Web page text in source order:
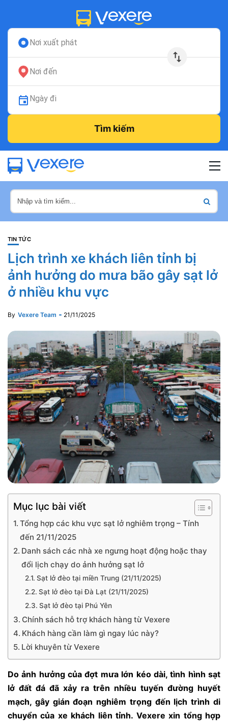
Nơi xuất phát
Nơi đến
Ngày đi
Tìm kiếm
TIN TỨC
Lịch trình xe khách liên tỉnh bị
ảnh hưởng do mưa bão gây sạt lở
ở nhiều khu vực
By Vexere Team 21/11/2025
Mục lục bài viết
Tổng hợp các khu vực sạt lở nghiêm trọng – Tính
đến 21/11/2025
Danh sách các nhà xe ngưng hoạt động hoặc thay
đổi lịch chạy do ảnh hưởng sạt lở
Sạt lở đèo tại miền Trung (21/11/2025)
Sạt lở đèo tại Đà Lạt (21/11/2025)
Sạt lở đèo tại Phú Yên
Chính sách hỗ trợ khách hàng từ Vexere
Khách hàng cần làm gì ngay lúc này?
Lời khuyên từ Vexere
Do ảnh hưởng của đợt mưa lớn kéo dài, tình hình sạt
lở đất đá đã xảy ra trên nhiều tuyến đường huyết
mạch, gây gián đoạn nghiêm trọng đến lịch trình di
chuyển của xe khách liên tỉnh. Vexere xin tổng hợp